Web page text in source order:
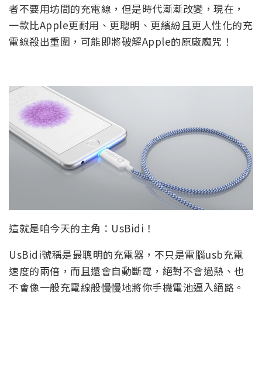
者不要用坊間的充電線，但是時代漸漸改變，現在，
一款比Apple更耐用、更聰明、更繽紛且更人性化的充
電線殺出重圍，可能即將破解Apple的原廠魔咒！
這就是咱今天的主角：UsBidi！
UsBidi號稱是最聰明的充電器，不只是電腦usb充電
速度的兩倍，而且還會自動斷電，絕對不會過熱、也
不會像一般充電線般慢慢地將你手機電池逼入絕路。